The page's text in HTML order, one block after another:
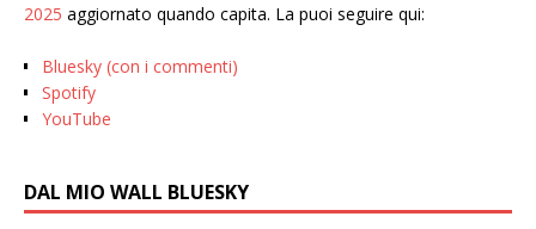
2025 aggiornato quando capita. La puoi seguire qui:
Bluesky (con i commenti)
Spotify
YouTube
DAL MIO WALL BLUESKY